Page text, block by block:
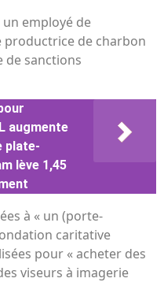
employé de
productrice de charbon
de sanctions
augmente
plate-
lève 1,45
à « un (porte-
caritative
pour « acheter des
viseurs à imagerie